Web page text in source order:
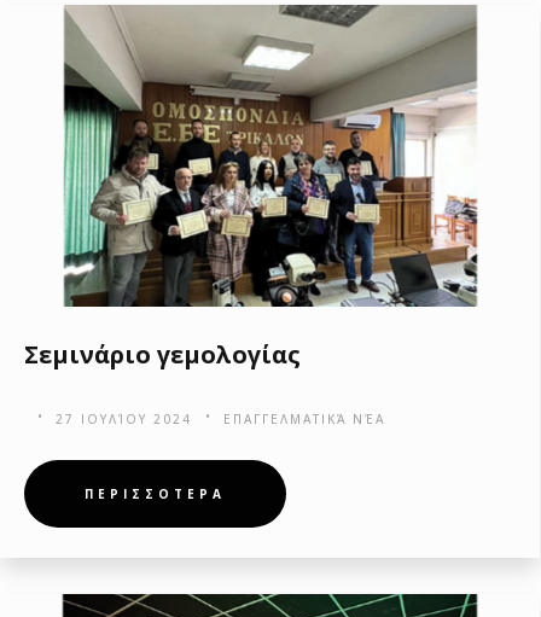
Σεμινάριο γεμολογίας
27 ΙΟΥΛΊΟΥ 2024 ΕΠΑΓΓΕΛΜΑΤΙΚΆ ΝΈΑ
ΠΕΡΙΣΣΟΤΕΡΑ